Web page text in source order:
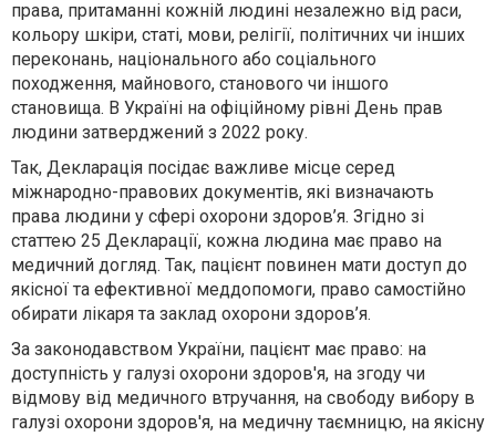
права, притаманні кожній людині незалежно від раси,
кольору шкіри, статі, мови, релігії, політичних чи інших
переконань, національного або соціального
походження, майнового, станового чи іншого
становища. В Україні на офіційному рівні День прав
людини затверджений з 2022 року.
Так, Декларація посідає важливе місце серед
міжнародно-правових документів, які визначають
права людини у сфері охорони здоров’я. Згідно зі
статтею 25 Декларації, кожна людина має право на
медичний догляд. Так, пацієнт повинен мати доступ до
якісної та ефективної меддопомоги, право самостійно
обирати лікаря та заклад охорони здоров’я.
За законодавством України, пацієнт має право: на
доступність у галузі охорони здоров'я, на згоду чи
відмову від медичного втручання, на свободу вибору в
галузі охорони здоров'я, на медичну таємницю, на якісну